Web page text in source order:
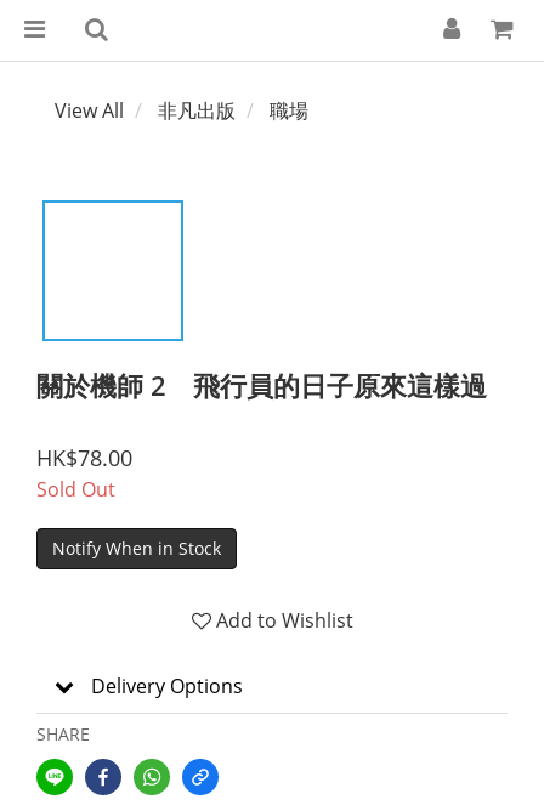
View All 非凡出版 職場
關於機師 2 飛行員的日子原來這樣過
HK$78.00
Sold Out
Notify When in Stock
Add to Wishlist
Delivery Options
SHARE